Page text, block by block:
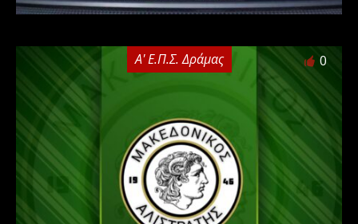
Α' Ε.Π.Σ. Δράμας 0